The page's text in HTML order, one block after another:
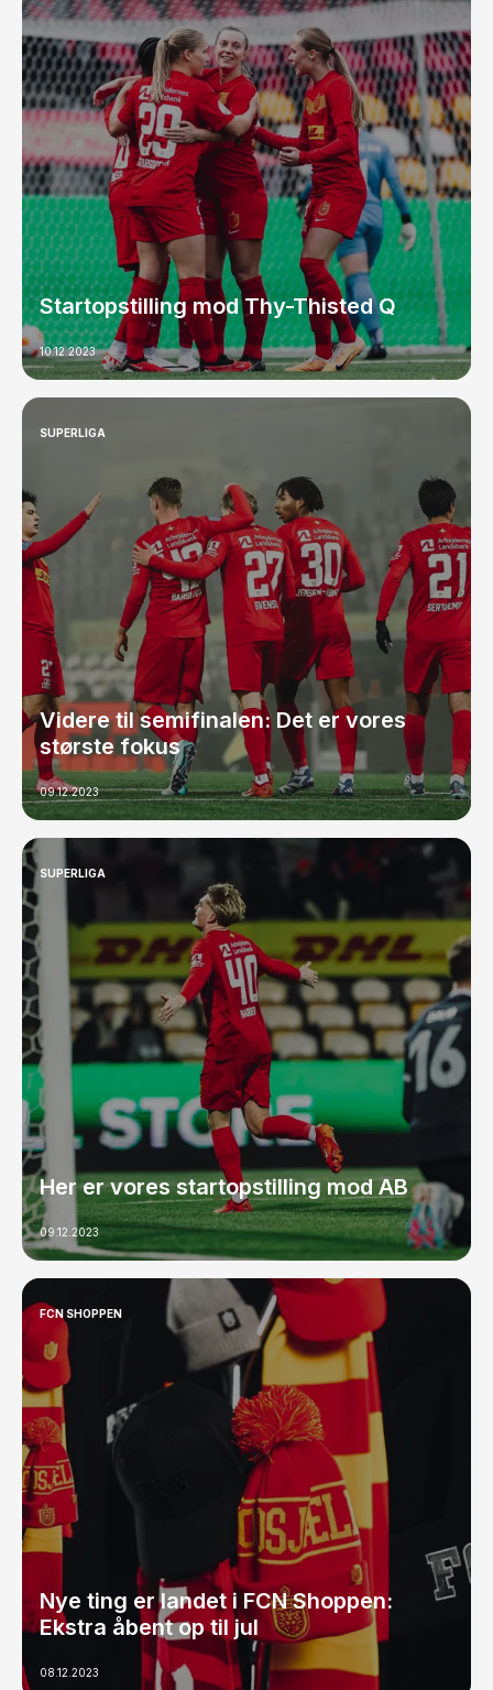
Startopstilling mod Thy-Thisted Q
10.12.2023
SUPERLIGA
Videre til semifinalen: Det er vores
største fokus
09.12.2023
SUPERLIGA
Her er vores startopstilling mod AB
09.12.2023
FCN SHOPPEN
Nye ting er landet i FCN Shoppen:
Ekstra åbent op til jul
08.12.2023